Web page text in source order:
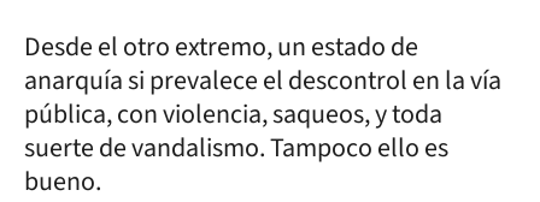
Desde el otro extremo, un estado de
anarquía si prevalece el descontrol en la vía
pública, con violencia, saqueos, y toda
suerte de vandalismo. Tampoco ello es
bueno.